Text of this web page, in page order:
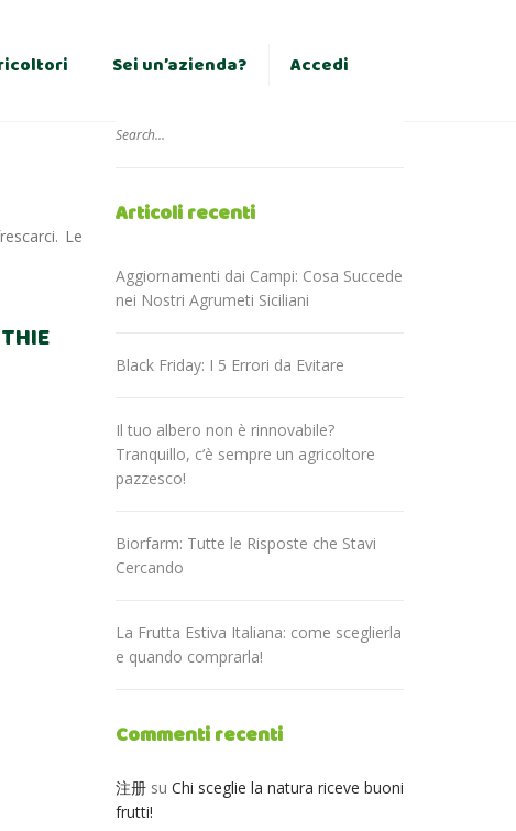
Sei un’azienda? Accedi
Le
Articoli recenti
Aggiornamenti dai Campi: Cosa Succede
nei Nostri Agrumeti Siciliani
Black Friday: I 5 Errori da Evitare
Il tuo albero non è rinnovabile?
Tranquillo, c’è sempre un agricoltore
pazzesco!
Biorfarm: Tutte le Risposte che Stavi
Cercando
La Frutta Estiva Italiana: come sceglierla
e quando comprarla!
Commenti recenti
注册su Chi sceglie la natura riceve buoni
frutti!